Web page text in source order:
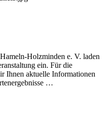
Holzminden e. V. laden
ein. Für die
Ihnen aktuelle Informationen
…